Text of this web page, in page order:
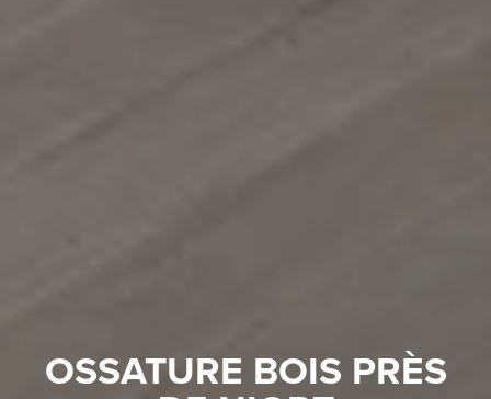
OSSATURE BOIS PRÈS